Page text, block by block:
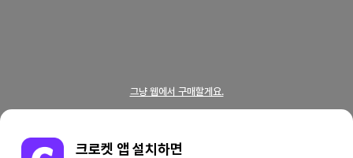
그냥 웹에서 구매할게요.
크로켓 앱 설치하면